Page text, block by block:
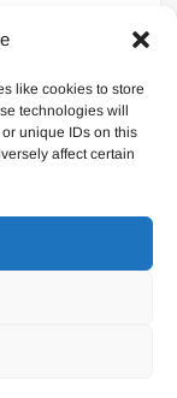
like cookies to store
technologies will
unique IDs on this
affect certain
FreeNews